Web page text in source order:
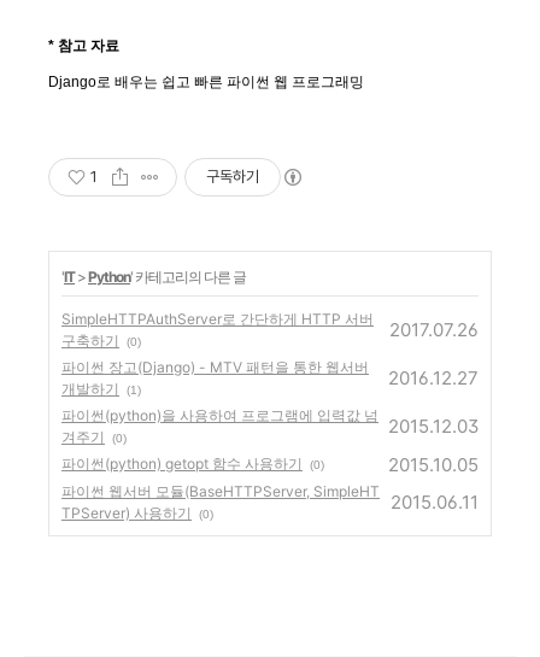
* 참고 자료
Django로 배우는 쉽고 빠른 파이썬 웹 프로그래밍
1 구독하기
'IT>Python' 카테고리의 다른 글
SimpleHTTPAuthServer로 간단하게 HTTP 서버
구축하기
(0)
2017.07.26
파이썬 장고(Django) - MTV 패턴을 통한 웹서버
개발하기
(1)
2016.12.27
파이썬(python)을 사용하여 프로그램에 입력값 넘
겨주기
(0)
2015.12.03
파이썬(python) getopt 함수 사용하기 (0) 2015.10.05
파이썬 웹서버 모듈(BaseHTTPServer, SimpleHT
TPServer) 사용하기
(0)
2015.06.11